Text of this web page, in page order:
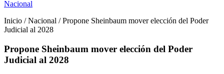
Nacional
Inicio / Nacional / Propone Sheinbaum mover elección del Poder
Judicial al 2028
Propone Sheinbaum mover elección del Poder
Judicial al 2028